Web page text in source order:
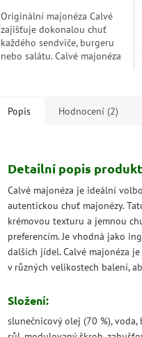
Originální majonéza Calvé
zajišťuje dokonalou chuť
každého sendviče, burgeru
nebo salátu. Calvé majonéza
Popis
Hodnocení (2)
Detailní popis
Calvé majonéza je ideální
autentickou chuť majonézy.
krémovou texturu a jemnou
preferencím. Je vhodná jako
dalších jídel. Calvé majonéza
v různých velikostech balení,
Složení:
slunečnicový olej (70 %),